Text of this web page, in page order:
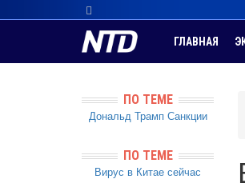
ГЛАВНАЯ
ПО ТЕМЕ
Дональд Трамп Санкции
ПО ТЕМЕ
Вирус в Китае сейчас